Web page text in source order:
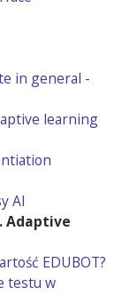
in general -
learning
AI
Adaptive
EDUBOT?
testu w